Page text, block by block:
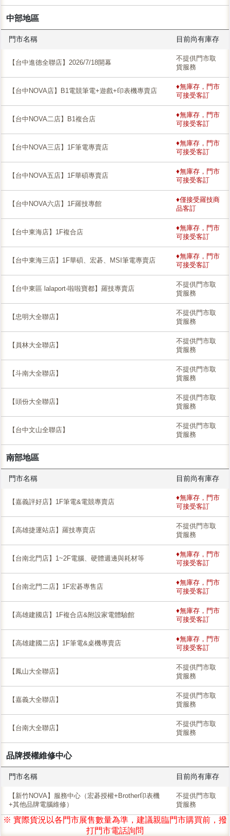
中部地區
門市名稱 目前尚有庫存
【台中進德全聯店】2026/7/18開幕
不提供門市取
貨服務
【台中NOVA店】B1電競筆電+遊戲+印表機專賣店
♦無庫存，門市
可接受客訂
【台中NOVA二店】B1複合店
♦無庫存，門市
可接受客訂
【台中NOVA三店】1F筆電專賣店
♦無庫存，門市
可接受客訂
【台中NOVA五店】1F華碩專賣店
♦無庫存，門市
可接受客訂
【台中NOVA六店】1F羅技專館
♦僅接受羅技商
品客訂
【台中東海店】1F複合店
♦無庫存，門市
可接受客訂
【台中東海三店】1F華碩、宏碁、MSI筆電專賣店
♦無庫存，門市
可接受客訂
【台中東區 lalaport-啦啦寶都】羅技專賣店
不提供門市取
貨服務
【忠明大全聯店】
不提供門市取
貨服務
【員林大全聯店】
不提供門市取
貨服務
【斗南大全聯店】
不提供門市取
貨服務
【頭份大全聯店】
不提供門市取
貨服務
【台中文山全聯店】
不提供門市取
貨服務
南部地區
門市名稱 目前尚有庫存
【嘉義評好店】1F筆電&電競專賣店
♦無庫存，門市
可接受客訂
【高雄捷運站店】羅技專賣店
不提供門市取
貨服務
【台南北門店】1~2F電腦、硬體週邊與耗材等
♦無庫存，門市
可接受客訂
【台南北門二店】1F宏碁專售店
♦無庫存，門市
可接受客訂
【高雄建國店】1F複合店&附設家電體驗館
♦無庫存，門市
可接受客訂
【高雄建國二店】1F筆電&桌機專賣店
♦無庫存，門市
可接受客訂
【鳳山大全聯店】
不提供門市取
貨服務
【嘉義大全聯店】
不提供門市取
貨服務
【台南大全聯店】
不提供門市取
貨服務
品牌授權維修中心
門市名稱 目前尚有庫存
【新竹NOVA】服務中心（宏碁授權+Brother印表機
+其他品牌電腦維修）
不提供門市取
貨服務
※ 實際貨況以各門市展售數量為準，建議親臨門市購買前，撥
打門市電話詢問